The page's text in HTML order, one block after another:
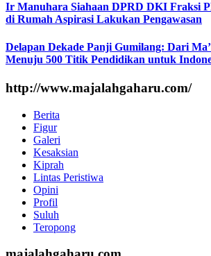
Ir Manuhara Siahaan DPRD DKI Fraksi
di Rumah Aspirasi Lakukan Pengawasan
Delapan Dekade Panji Gumilang: Dari
Menuju 500 Titik Pendidikan untuk
http://www.majalahgaharu.com/
Berita
Figur
Galeri
Kesaksian
Kiprah
Lintas Peristiwa
Opini
Profil
Suluh
Teropong